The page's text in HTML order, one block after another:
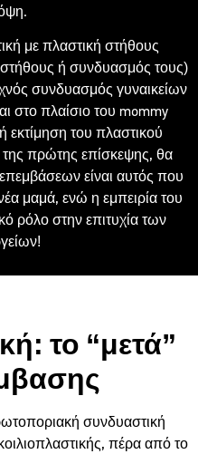
με πλαστική στήθους
ή συνδυασμός τους)
συνδυασμός γυναικείων
στο πλαίσιο του mommy
εκτίμηση του πλαστικού
της πρώτης επίσκεψης, θα
είναι αυτός που
μαμά, ενώ η εμπειρία του
ρόλο στην επιτυχία των
το “μετά”
συνδυαστική
πέρα από το